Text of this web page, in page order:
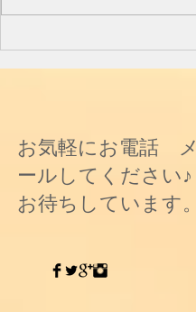
お気軽にお電話 メ
ールしてください♪
お待ちしています。